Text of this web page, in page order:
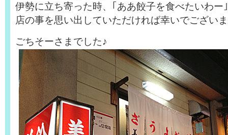
伊勢に立ち寄った時、｢ああ餃子を食べたいわー
店の事を思い出していただければ幸いでござい
ごちそーさまでした♪